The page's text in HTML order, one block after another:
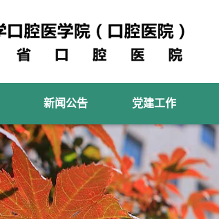
新闻公告 党建工作